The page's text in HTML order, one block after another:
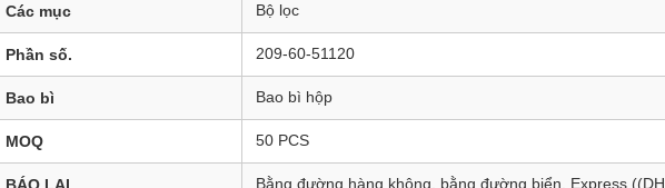
Các mục Bộ lọc
Phần số. 209-60-51120
Bao bì Bao bì hộp
MOQ 50 PCS
Bằng đường hàng không, bằng đường biển, Express